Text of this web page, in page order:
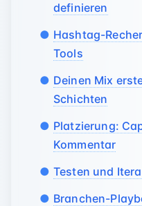
definieren
Hashtag-
Tools
Deinen Mix
Schichten
Platzierung:
Kommentar
Testen und
Branchen-